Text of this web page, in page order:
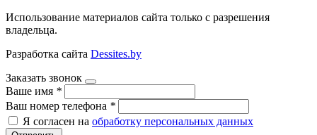
Использование материалов сайта только с разрешения
владельца.
Разработка сайта Dessites.by
Заказать звонок
Ваше имя *
Ваш номер телефона *
Я согласен на обработку персональных данных